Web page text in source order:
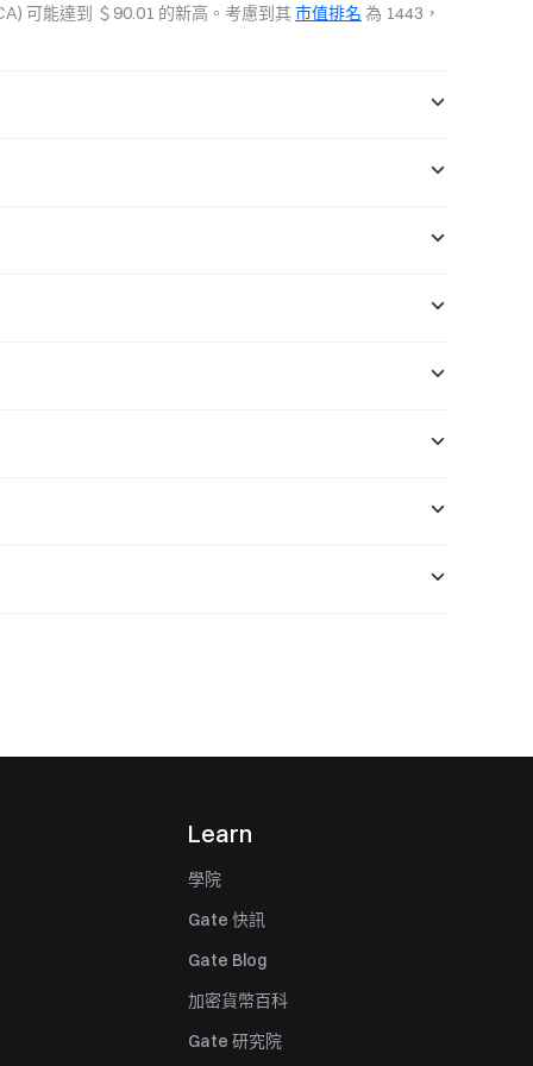
可能達到 ＄90.01 的新高。考慮到其 市值排名 為 1443，
Learn
學院
Gate 快訊
Gate Blog
加密貨幣百科
Gate 研究院